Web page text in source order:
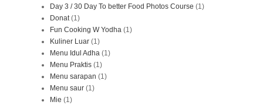
Day 3 / 30 Day To better Food Photos Course (1)
Donat (1)
Fun Cooking W Yodha (1)
Kuliner Luar (1)
Menu Idul Adha (1)
Menu Praktis (1)
Menu sarapan (1)
Menu saur (1)
Mie (1)